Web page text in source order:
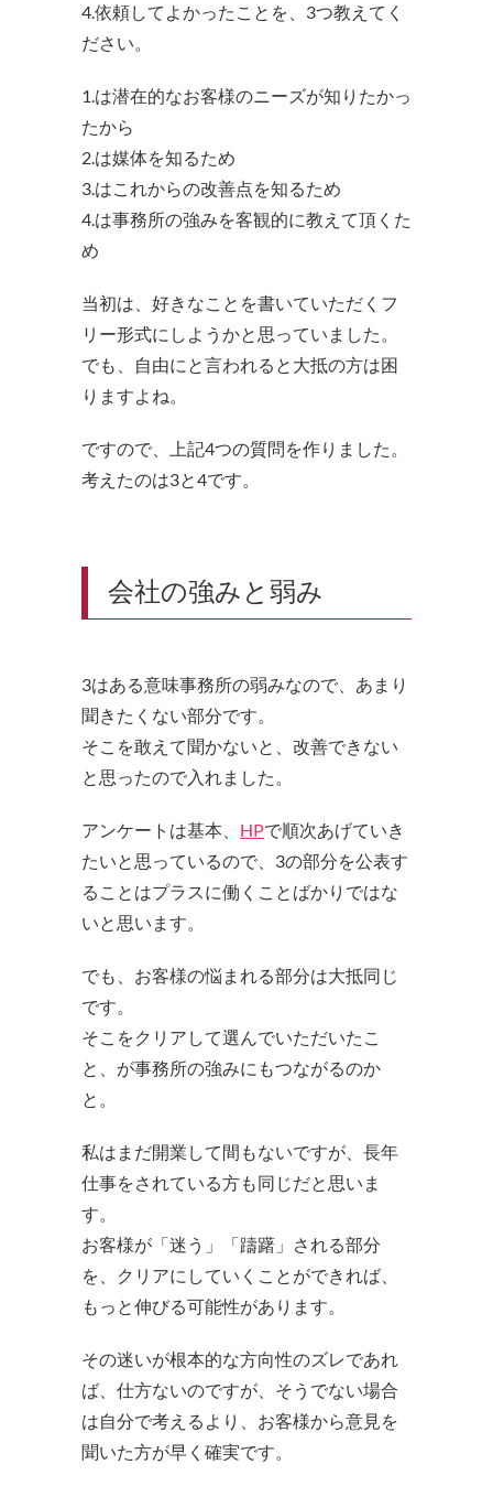
4.依頼してよかったことを、3つ教えてく
ださい。
1.は潜在的なお客様のニーズが知りたかっ
たから
2.は媒体を知るため
3.はこれからの改善点を知るため
4.は事務所の強みを客観的に教えて頂くた
め
当初は、好きなことを書いていただくフ
リー形式にしようかと思っていました。
でも、自由にと言われると大抵の方は困
りますよね。
ですので、上記4つの質問を作りました。
考えたのは3と4です。
会社の強みと弱み
3はある意味事務所の弱みなので、あまり
聞きたくない部分です。
そこを敢えて聞かないと、改善できない
と思ったので入れました。
アンケートは基本、 HPで順次あげていき
たいと思っているので、3の部分を公表す
ることはプラスに働くことばかりではな
いと思います。
でも、お客様の悩まれる部分は大抵同じ
です。
そこをクリアして選んでいただいたこ
と、が事務所の強みにもつながるのか
と。
私はまだ開業して間もないですが、長年
仕事をされている方も同じだと思いま
す。
お客様が「迷う」「躊躇」される部分
を、クリアにしていくことができれば、
もっと伸びる可能性があります。
その迷いが根本的な方向性のズレであれ
ば、仕方ないのですが、そうでない場合
は自分で考えるより、お客様から意見を
聞いた方が早く確実です。